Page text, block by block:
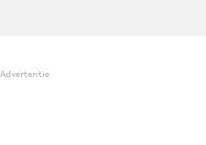
Advertentie